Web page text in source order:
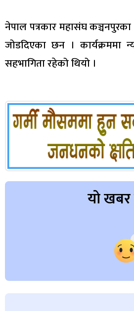
नेपाल पत्रकार महासंघ
जोडदिएका छन । कार्यक्रममा
सहभागिता रहेको थियो ।
यो